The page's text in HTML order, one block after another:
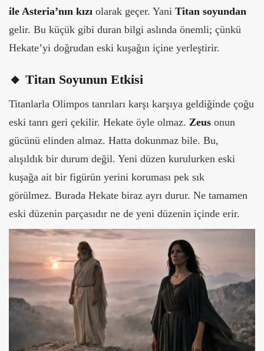
ile Asteria’nın kızı olarak geçer. Yani Titan soyundan
gelir. Bu küçük gibi duran bilgi aslında önemli; çünkü
Hekate’yi doğrudan eski kuşağın içine yerleştirir.
🔸 Titan Soyunun Etkisi
Titanlarla Olimpos tanrıları karşı karşıya geldiğinde çoğu
eski tanrı geri çekilir. Hekate öyle olmaz. Zeus onun
gücünü elinden almaz. Hatta dokunmaz bile. Bu,
alışıldık bir durum değil. Yeni düzen kurulurken eski
kuşağa ait bir figürün yerini koruması pek sık
görülmez. Burada Hekate biraz ayrı durur. Ne tamamen
eski düzenin parçasıdır ne de yeni düzenin içinde erir.